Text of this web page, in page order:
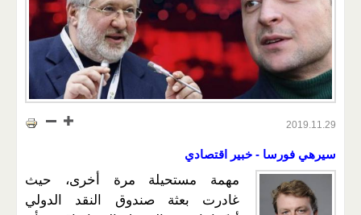
2019.11.29
سيرهي فورسا - خبير اقتصادي
مهمة مستحيلة مرة أخرى، حيث
غادرت بعثة صندوق النقد الدولي